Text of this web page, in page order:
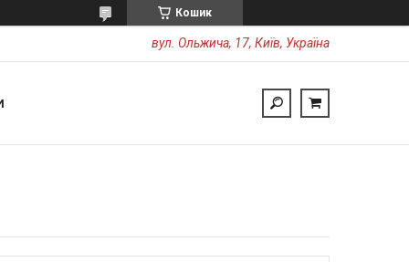
Кошик
вул. Ольжича, 17, Київ, Україна